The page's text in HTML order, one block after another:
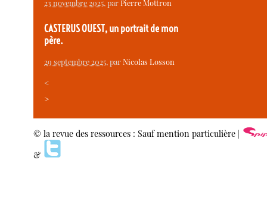
23 novembre 2025, parPierre Mottron
CASTERUS OUEST, un portrait de mon
père.
29 septembre 2025, parNicolas Losson
<
>
© la revue des ressources : Sauf mention particulière |
&